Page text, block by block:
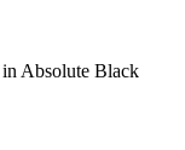
Absolute Black